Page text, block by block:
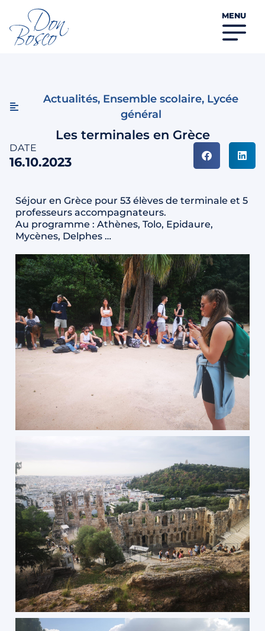
MENU
Actualités, Ensemble scolaire, Lycée
général
Les terminales en Grèce
DATE
16.10.2023
Séjour en Grèce pour 53 élèves de terminale et 5
professeurs accompagnateurs.
Au programme : Athènes, Tolo, Epidaure,
Mycènes, Delphes …